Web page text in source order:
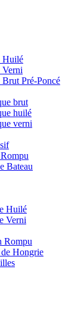
Huilé
Verni
Pré-Poncé
brut
huilé
verni
Bateau
Huilé
Verni
Rompu
Hongrie